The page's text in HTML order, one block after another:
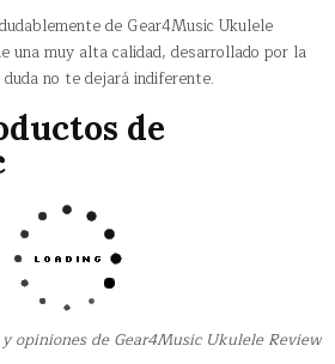
de Gear4Music Ukulele
una muy alta calidad, desarrollado por la
no te dejará indiferente.
de
y opiniones de Gear4Music Ukulele Review